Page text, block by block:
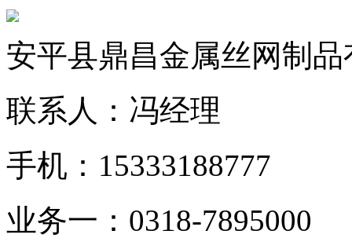
安平县鼎昌金属丝网制
联系人：冯经理
手机：15333188777
业务一：0318-7895000